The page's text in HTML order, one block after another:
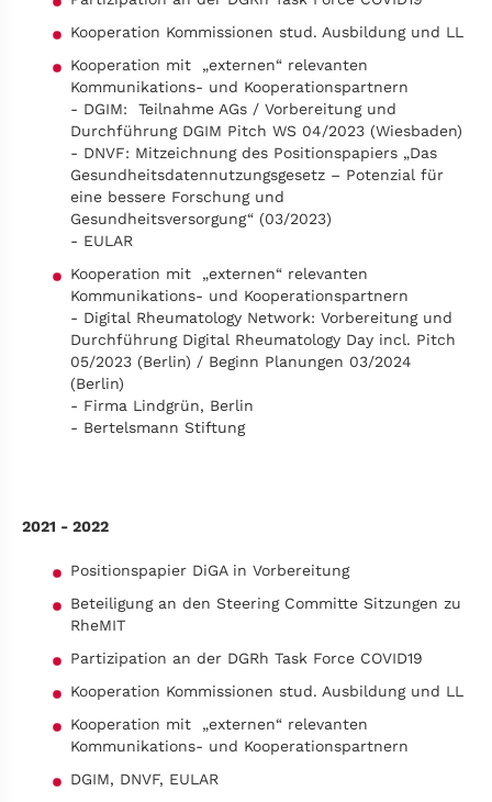
Kooperation Kommissionen stud. Ausbildung und LL
Kooperation mit „externen“ relevanten
Kommunikations- und Kooperationspartnern
- DGIM: Teilnahme AGs / Vorbereitung und
Durchführung DGIM Pitch WS 04/2023 (Wiesbaden)
- DNVF: Mitzeichnung des Positionspapiers „Das
Gesundheitsdatennutzungsgesetz – Potenzial für
eine bessere Forschung und
Gesundheitsversorgung“ (03/2023)
- EULAR
Kooperation mit „externen“ relevanten
Kommunikations- und Kooperationspartnern
- Digital Rheumatology Network: Vorbereitung und
Durchführung Digital Rheumatology Day incl. Pitch
05/2023 (Berlin) / Beginn Planungen 03/2024
(Berlin)
- Firma Lindgrün, Berlin
- Bertelsmann Stiftung
2021 - 2022
Positionspapier DiGA in Vorbereitung
Beteiligung an den Steering Committe Sitzungen zu
RheMIT
Partizipation an der DGRh Task Force COVID19
Kooperation Kommissionen stud. Ausbildung und LL
Kooperation mit „externen“ relevanten
Kommunikations- und Kooperationspartnern
DGIM, DNVF, EULAR